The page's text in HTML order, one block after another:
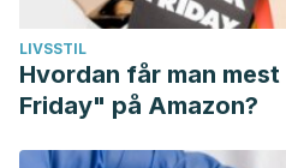
LIVSSTIL
Hvordan får man
Friday" på Amazon?